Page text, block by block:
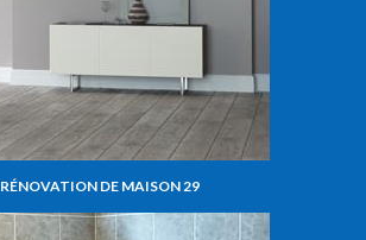
RÉNOVATION DE MAISON 29